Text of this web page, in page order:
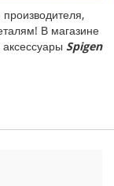
В магазине
Spigen